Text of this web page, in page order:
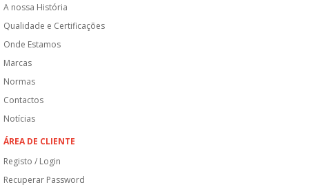
A nossa História
Qualidade e Certificações
Onde Estamos
Marcas
Normas
Contactos
Notícias
ÁREA DE CLIENTE
Registo / Login
Recuperar Password